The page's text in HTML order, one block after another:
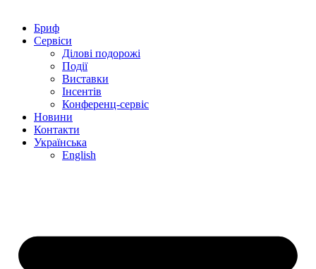
Бриф
Сервіси
Ділові подорожі
Події
Виставки
Інсентів
Конференц-сервіс
Новини
Контакти
Українська
English